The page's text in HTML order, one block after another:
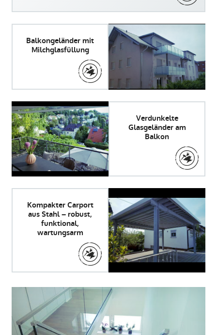
Balkongeländer mit
Milchglasfüllung
Verdunkelte
Glasgeländer am
Balkon
Kompakter Carport
aus Stahl – robust,
funktional,
wartungsarm